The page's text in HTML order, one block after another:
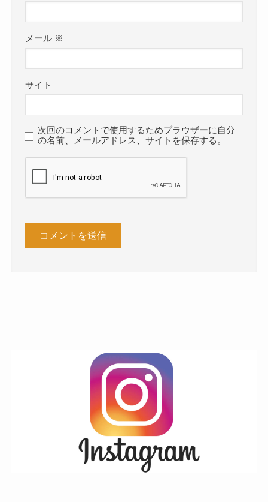
メール ※
サイト
次回のコメントで使用するためブラウザーに自分
の名前、メールアドレス、サイトを保存する。